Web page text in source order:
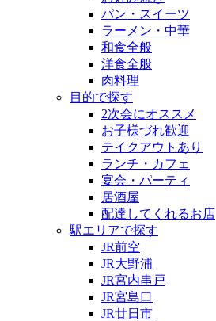
パン・スイーツ
ラーメン・中華
和食全般
洋食全般
肉料理
目的で探す
2次会にオススメ
お子様づれ歓迎
テイクアウトあり
ランチ・カフェ
宴会・パーティ
居酒屋
配達してくれるお店
駅エリアで探す
JR前空
JR大野浦
JR宮内串戸
JR宮島口
JR廿日市